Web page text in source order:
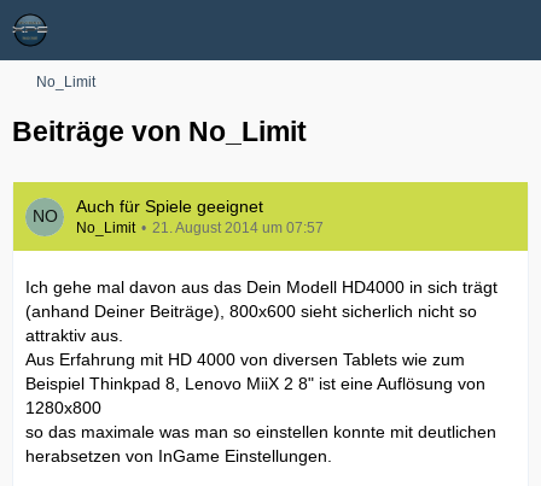
No_Limit
Beiträge von No_Limit
Auch für Spiele geeignet
No_Limit 21. August 2014 um 07:57
Ich gehe mal davon aus das Dein Modell HD4000 in sich trägt
(anhand Deiner Beiträge), 800x600 sieht sicherlich nicht so
attraktiv aus.
Aus Erfahrung mit HD 4000 von diversen Tablets wie zum
Beispiel Thinkpad 8, Lenovo MiiX 2 8" ist eine Auflösung von
1280x800
so das maximale was man so einstellen konnte mit deutlichen
herabsetzen von InGame Einstellungen.